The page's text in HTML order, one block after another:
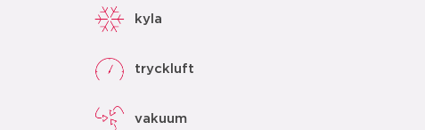
kyla
tryckluft
vakuum